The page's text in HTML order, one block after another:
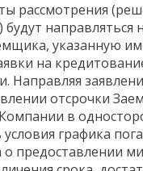
рассмотрения
будут направляться
указанную
на
Направляя
отсрочки
Компании в
условия графика
о предоставлении